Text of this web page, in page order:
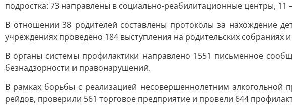
подростка: 73 направлены в социально-реабилитационные центры,
В отношении 38 родителей составлены протоколы за нахождение
учреждениях проведено 184 выступления на родительских собраниях
В органы системы профилактики направлено 1551 письменное
безнадзорности и правонарушений.
В рамках борьбы с реализацией несовершеннолетним алкогольной
рейдов, проверили 561 торговое предприятие и провели 644